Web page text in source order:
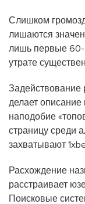
Слишком
лишаются
лишь первые 60-
утрате
Задействование
делает
наподобие
страницу среди
захватывают
Расхождение
расстраивает
Поисковые